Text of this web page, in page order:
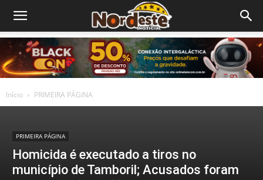
Início PRIMEIRA PÁGINA
PRIMEIRA PÁGINA
Homicida é executado a tiros no
município de Tamboril; Acusados foram